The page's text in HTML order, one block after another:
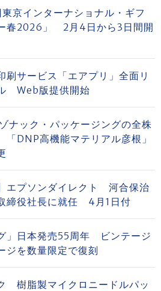
東京インターナショナル・ギフ
春2026」 2月4日から3日間開
刷サービス「エアプリ」全面リ
Web版提供開始
ック・パッケージングの全株
DNP高機能マテリアル彦根」
エプソンダイレクト 河合保治
締役社長に就任 4月1日付
」日本発売55周年 ビンテージ
ジを数量限定で復刻
樹脂製マイクロニードルパッ